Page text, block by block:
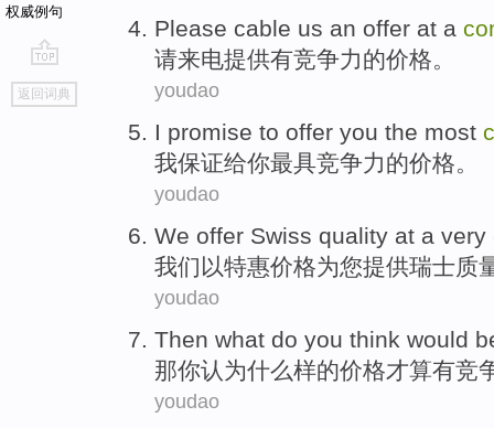
权威例句
go
top
返回词典
Please cable us an offer at a
请来电提供有竞争力的价格。
youdao
I promise to offer you the most
我保证给你最具竞争力的价格。
youdao
We offer Swiss quality at a very
我们 以特惠价格为您提供瑞士质
youdao
Then what do you think would
那你认为什么样的价格才算有竞
youdao